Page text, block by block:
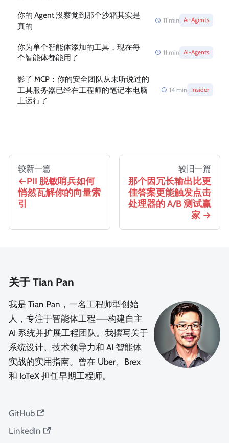
你的 Agent 没察觉到那个沙箱其实是
真的
11 min Ai-Agents
你为单个智能体添加的工具，现在每
个智能体都能用了
11 min Ai-Agents
影子 MCP：你的安全团队从未听说过的
工具服务器已经在工程师的笔记本电脑
上运行了
14 min Insider
较新一篇
PII 脱敏哨兵如何
悄然瓦解你的向量索
引
较旧一篇
那个因冗长输出比更
佳答案更能触发点击
处理器的 A/B 测试赢
家
关于 Tian Pan
我是 Tian Pan，一名工程师型创始
人，专注于智能体工程——构建自主
AI 系统并扩展工程团队。我撰写关于
系统设计、技术领导力和 AI 智能体
实战的实用指南。曾在 Uber、Brex
和 IoTeX 担任早期工程师。
GitHub
LinkedIn